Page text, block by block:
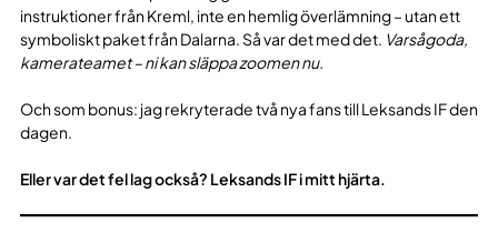
instruktioner från Kreml, inte en hemlig överlämning – utan ett
symboliskt paket från Dalarna. Så var det med det. Varsågoda,
kamerateamet – ni kan släppa zoomen nu.
Och som bonus: jag rekryterade två nya fans till Leksands IF den
dagen.
Eller var det fel lag också? Leksands IF i mitt hjärta.